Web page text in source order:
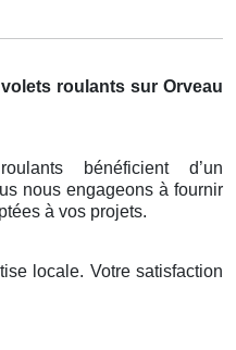
roulants sur Orveau
bénéficient d’un
nous engageons à fournir
à vos projets.
locale. Votre satisfaction